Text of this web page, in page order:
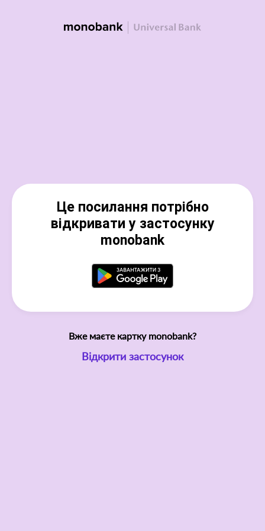
Це посилання потрібно
відкривати у застосунку
monobank
Вже маєте картку monobank?
Відкрити застосунок